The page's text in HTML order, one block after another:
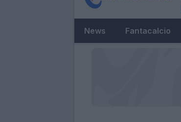
News Fantacalcio